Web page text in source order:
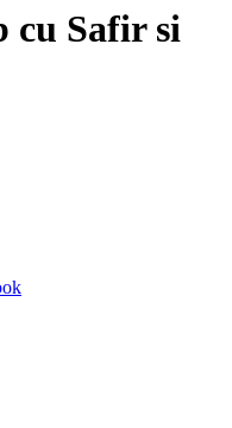
cu Safir si